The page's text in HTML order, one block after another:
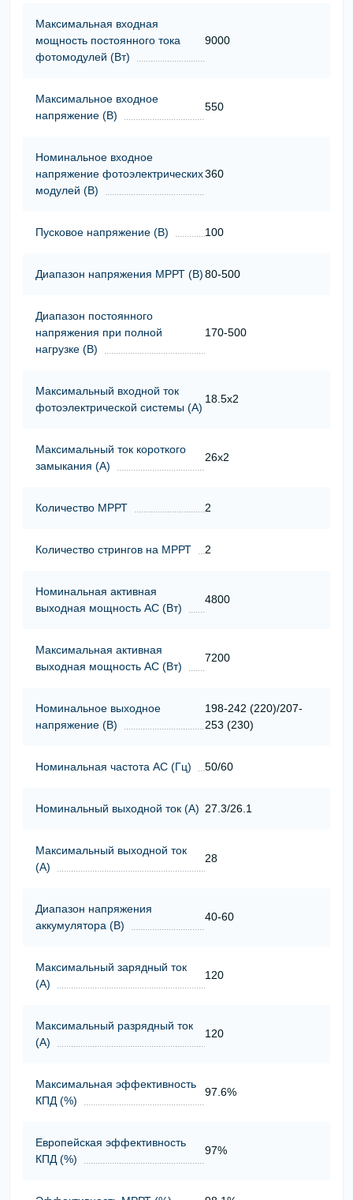
Максимальная входная
мощность постоянного тока
фотомодулей (Вт)
9000
Максимальное входное
напряжение (В)
550
Номинальное входное
напряжение фотоэлектрических
модулей (В)
360
Пусковое напряжение (В) 100
Диапазон напряжения МРРТ (В)80-500
Диапазон постоянного
напряжения при полной
нагрузке (В)
170-500
Максимальный входной ток
фотоэлектрической системы (А)
18.5x2
Максимальный ток короткого
замыкания (А)
26х2
Количество МРРТ 2
Количество стрингов на МРРТ 2
Номинальная активная
выходная мощность АС (Вт)
4800
Максимальная активная
выходная мощность АС (Вт)
7200
Номинальное выходное
напряжение (В)
198-242 (220)/207-
253 (230)
Номинальная частота АС (Гц) 50/60
Номинальный выходной ток (А) 27.3/26.1
Максимальный выходной ток
(А)
28
Диапазон напряжения
аккумулятора (В)
40-60
Максимальный зарядный ток
(А)
120
Максимальный разрядный ток
(А)
120
Максимальная эффективность
КПД (%)
97.6%
Европейская эффективность
КПД (%)
97%